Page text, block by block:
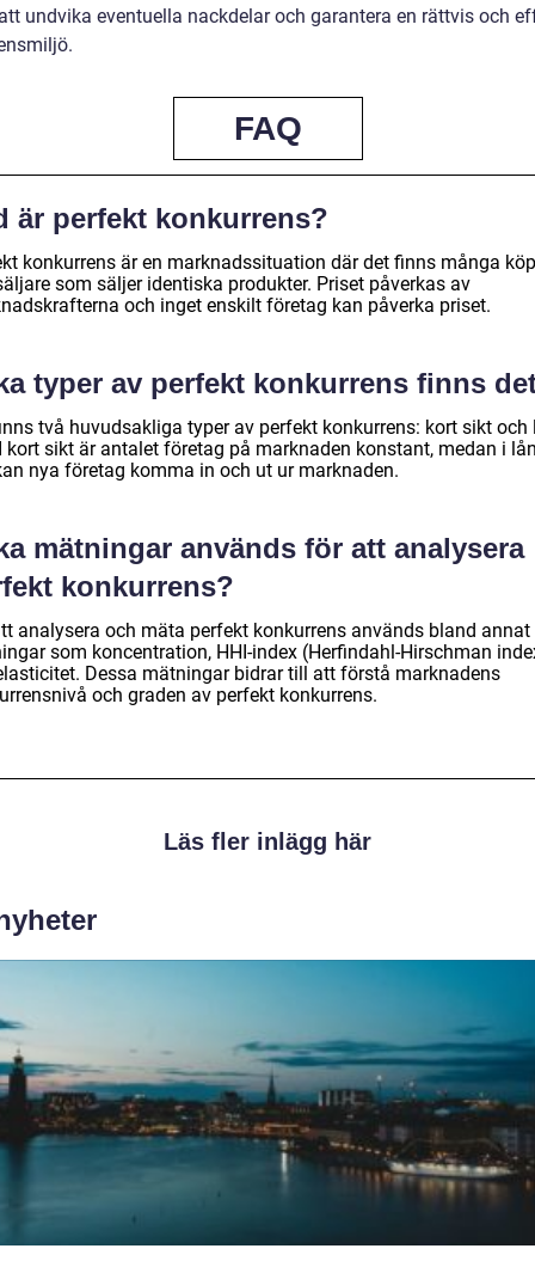
undvika eventuella nackdelar och garantera en rättvis och
FAQ
är perfekt konkurrens?
konkurrens är en marknadssituation där det finns många
som säljer identiska produkter. Priset påverkas av
och inget enskilt företag kan påverka priset.
typer av perfekt konkurrens finns
två huvudsakliga typer av perfekt konkurrens: kort sikt och
kort sikt är antalet företag på marknaden konstant, medan i
nya företag komma in och ut ur marknaden.
mätningar används för att analysera
konkurrens?
analysera och mäta perfekt konkurrens används bland annat
som koncentration, HHI-index (Herfindahl-Hirschman
Dessa mätningar bidrar till att förstå marknadens
och graden av perfekt konkurrens.
Läs fler inlägg här